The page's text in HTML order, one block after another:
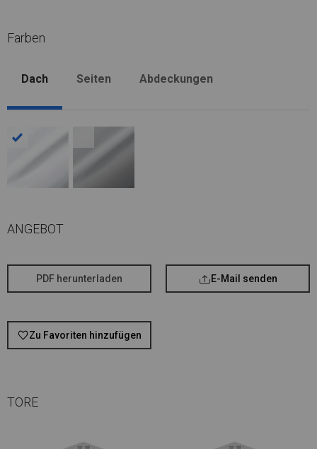
Farben
Dach Seiten Abdeckungen
ANGEBOT
PDF herunterladen E-Mail senden
Zu Favoriten hinzufügen
TORE